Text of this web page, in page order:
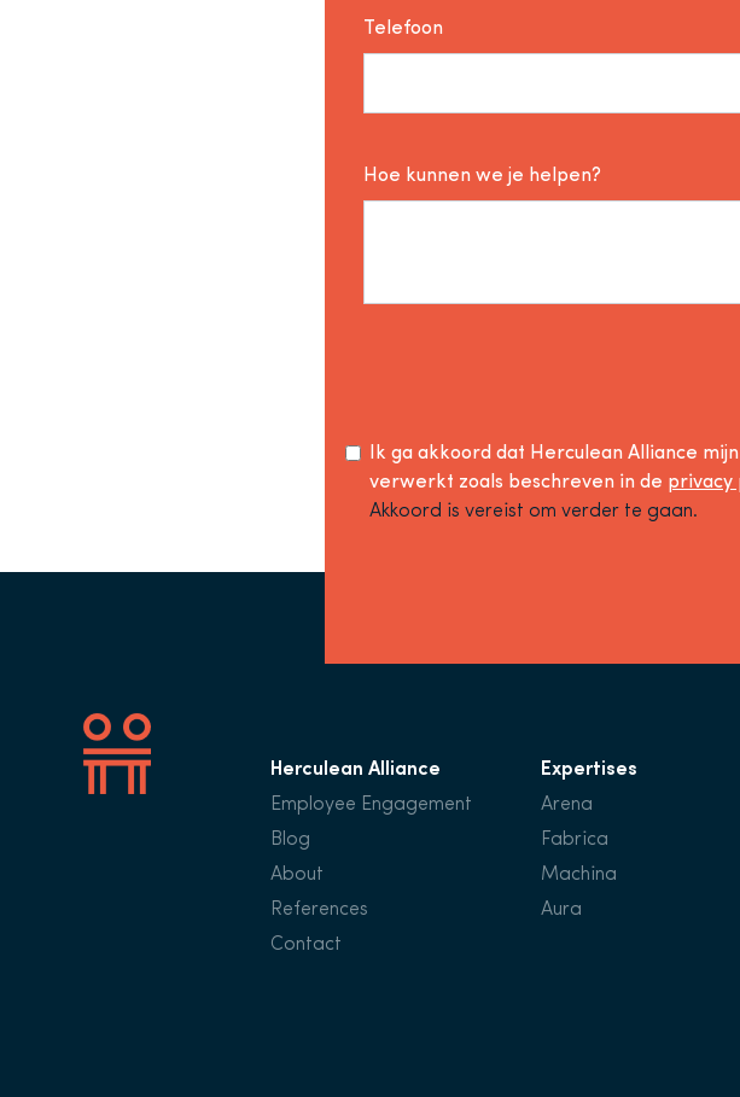
Telefoon
Hoe kunnen we je helpen?
Ik ga akkoord dat Herculean Alliance
verwerkt zoals beschreven in de privacy
Akkoord is vereist om verder te gaan.
Herculean Alliance
Employee Engagement
Blog
About
References
Contact
Expertises
Arena
Fabrica
Machina
Aura